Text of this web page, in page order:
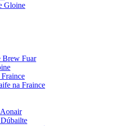
Gloine
Brew Fuar
Fraince
na Fraince